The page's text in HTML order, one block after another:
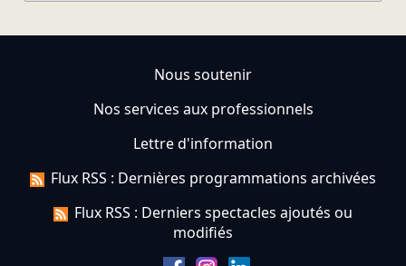
Nous soutenir
Nos services aux professionnels
Lettre d'information
Flux RSS : Dernières programmations archivées
Flux RSS : Derniers spectacles ajoutés ou
modifiés